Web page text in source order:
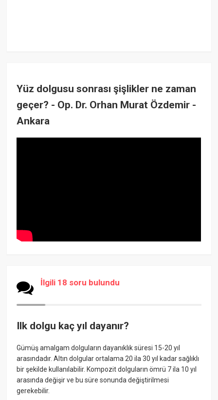
Yüz dolgusu sonrası şişlikler ne zaman
geçer? - Op. Dr. Orhan Murat Özdemir -
Ankara
İlgili 18 soru bulundu
Ilk dolgu kaç yıl dayanır?
Gümüş amalgam dolguların dayanıklık süresi 15-20 yıl
arasındadır. Altın dolgular ortalama 20 ila 30 yıl kadar sağlıklı
bir şekilde kullanılabilir. Kompozit dolguların ömrü 7 ila 10 yıl
arasında değişir ve bu süre sonunda değiştirilmesi
gerekebilir.